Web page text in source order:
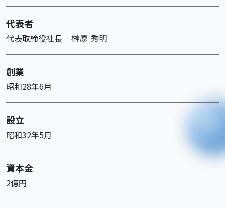
代表者
代表取締役社長
創業
昭和28年6月
設立
昭和32年5月
資本金
2億円